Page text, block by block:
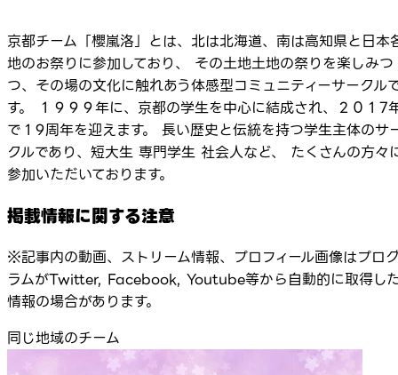
京都チーム「櫻嵐洛」とは、北は北海道、南は高知県と日本
地のお祭りに参加しており、 その土地土地の祭りを楽しみつ
つ、その場の文化に触れあう体感型コミュニティーサークル
す。 １９９９年に、京都の学生を中心に結成され、２０１7
で１9周年を迎えます。 長い歴史と伝統を持つ学生主体のサ
クルであり、短大生 専門学生 社会人など、 たくさんの方々
参加いただいております。
掲載情報に関する注意
※記事内の動画、ストリーム情報、プロフィール画像はプロ
ラムがTwitter, Facebook, Youtube等から自動的に取得し
情報の場合があります。
同じ地域のチーム